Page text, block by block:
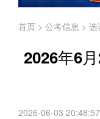
首页 > 公考信息 > 选
2026年6
2026-06-03 20:48:57